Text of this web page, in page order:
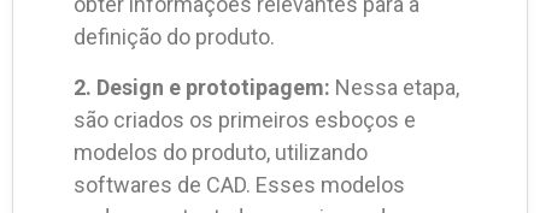
definição do produto.
2. Design e prototipagem: Nessa etapa,
são criados os primeiros esboços e
modelos do produto, utilizando
softwares de CAD. Esses modelos